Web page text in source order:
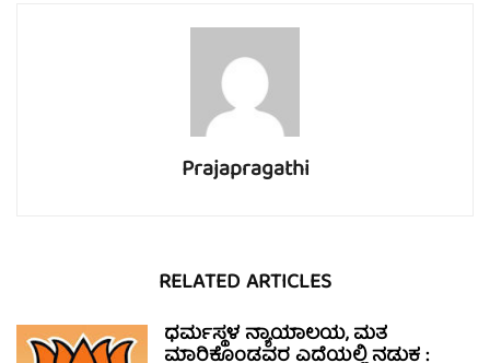
Prajapragathi
RELATED ARTICLES
ಧರ್ಮಸ್ಥಳ ನ್ಯಾಯಾಲಯ, ಮತ